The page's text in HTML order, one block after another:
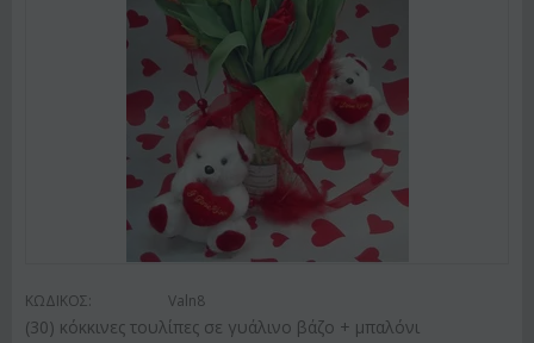
ΚΩΔΙΚΟΣ: Valn8
(30) κόκκινες τουλίπες σε γυάλινο βάζο + μπαλόνι